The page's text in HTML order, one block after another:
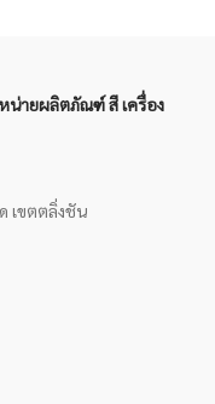
น่ายผลิตภัณฑ์ สี เครื่อง
เขตตลิ่งชัน